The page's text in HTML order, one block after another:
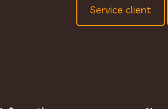
Service client